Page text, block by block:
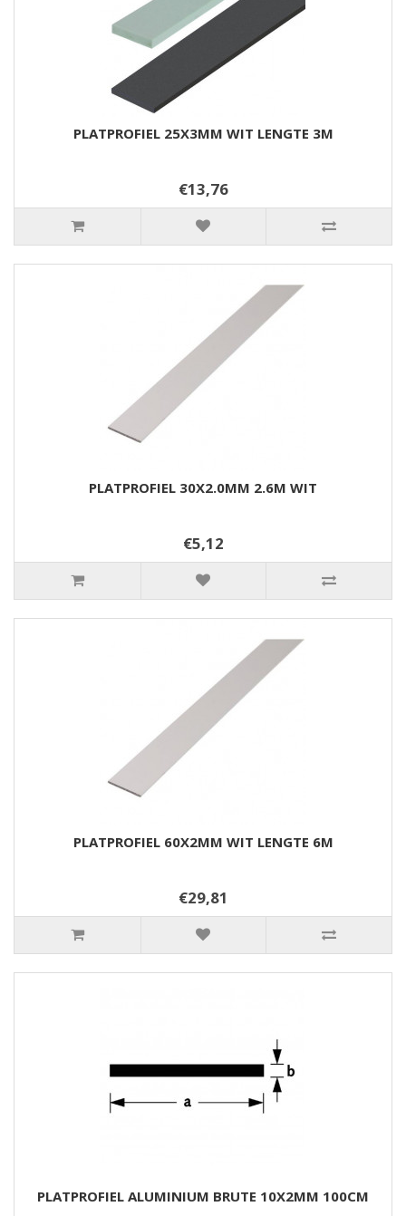
PLATPROFIEL 25X3MM WIT LENGTE 3M
€13,76
PLATPROFIEL 30X2.0MM 2.6M WIT
€5,12
PLATPROFIEL 60X2MM WIT LENGTE 6M
€29,81
PLATPROFIEL ALUMINIUM BRUTE 10X2MM 100CM